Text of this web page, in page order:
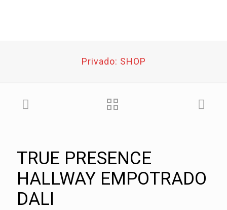
Privado: SHOP
TRUE PRESENCE
HALLWAY EMPOTRADO
DALI